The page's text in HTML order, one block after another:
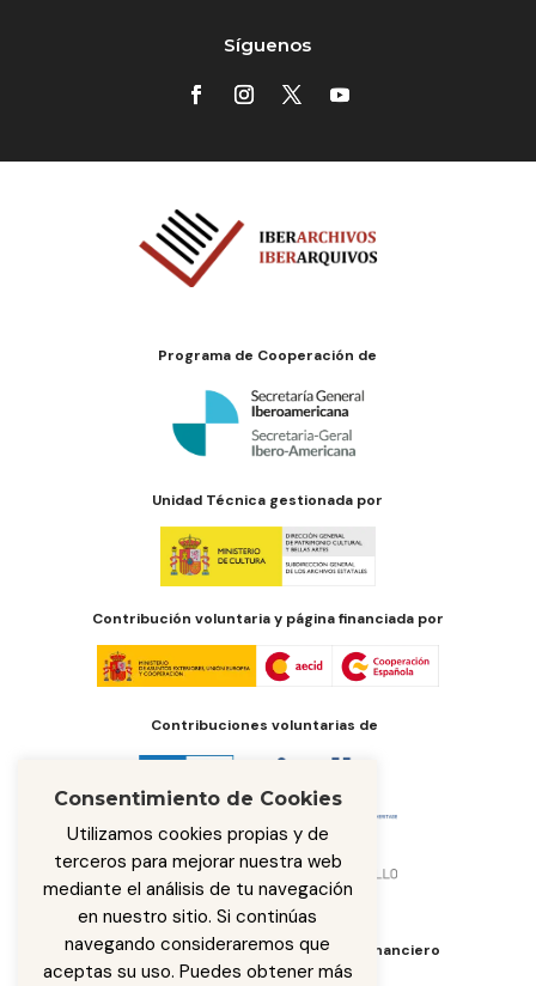
Síguenos
Programa de Cooperación de
Unidad Técnica gestionada por
Contribución voluntaria y página financiada por
Contribuciones voluntarias de
Órgano de administración del fondo financiero
Consentimiento de Cookies
Utilizamos cookies propias y de
terceros para mejorar nuestra web
mediante el análisis de tu navegación
en nuestro sitio. Si continúas
navegando consideraremos que
aceptas su uso. Puedes obtener más